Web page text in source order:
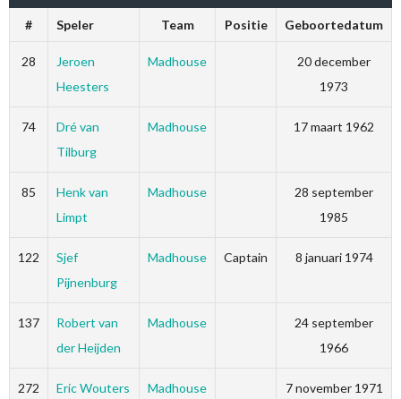
# Speler Team Positie Geboortedatum
28
Jeroen
Heesters
Madhouse
20 december
1973
74
Dré van
Tilburg
Madhouse 17 maart 1962
85
Henk van
Limpt
Madhouse
28 september
1985
122
Sjef
Pijnenburg
Madhouse Captain 8 januari 1974
137
Robert van
der Heijden
Madhouse
24 september
1966
272 Eric Wouters Madhouse 7 november 1971